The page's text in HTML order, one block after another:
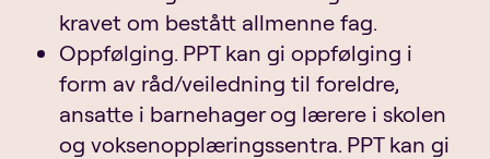
kravet om bestått allmenne fag.
Oppfølging. PPT kan gi oppfølging i
form av råd/veiledning til foreldre,
ansatte i barnehager og lærere i skolen
og voksenopplæringssentra. PPT kan gi